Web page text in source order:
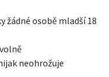
osobě mladší 18
neohrožuje